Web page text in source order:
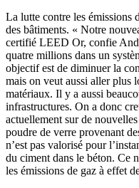
La lutte contre les émissions
des bâtiments. « Notre
certifié LEED Or, confie
quatre millions dans un
objectif est de diminuer la
mais on veut aussi aller plus
matériaux. Il y a aussi
infrastructures. On a donc
actuellement sur de
poudre de verre provenant
n’est pas valorisé pour
du ciment dans le béton. Ce
les émissions de gaz à effet